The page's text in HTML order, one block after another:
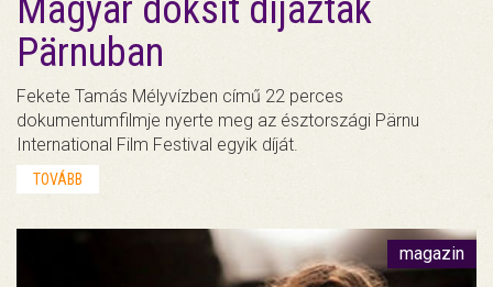
Magyar doksit díjaztak
Pärnuban
Fekete Tamás Mélyvízben című 22 perces
dokumentumfilmje nyerte meg az észtországi Pärnu
International Film Festival egyik díját.
TOVÁBB
magazin